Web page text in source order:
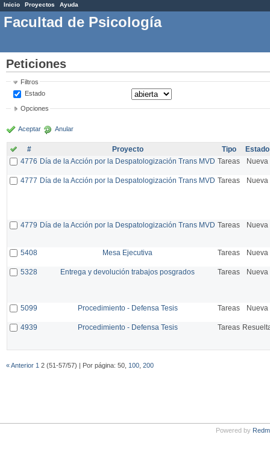
Inicio Proyectos Ayuda
Facultad de Psicología
Peticiones
Filtros
Estado
Opciones
Aceptar Anular
# Proyecto Tipo
Estado
4776 Día de la Acción por la Despatologización Trans MVD Tareas Nueva
4777 Día de la Acción por la Despatologización Trans MVD Tareas Nueva
4779 Día de la Acción por la Despatologización Trans MVD Tareas Nueva
5408 Mesa Ejecutiva Tareas Nueva
5328 Entrega y devolución trabajos posgrados Tareas Nueva
5099 Procedimiento - Defensa Tesis Tareas Nueva
4939 Procedimiento - Defensa Tesis Tareas
« Anterior 1 2 (51-57/57) | Por página: 50, 100 200
Powered by